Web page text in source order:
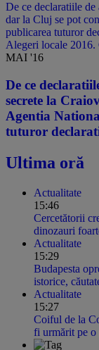
De ce declaratiile de
dar la Cluj se pot
publicarea tuturor
Alegeri locale 2016.
MAI '16
De ce
secrete la
Agentia
tuturor
Ultima oră
Actualitate
15:46
Cercetătorii
dinozauri
Actualitate
15:29
Budapesta
istorice,
Actualitate
15:27
Coiful de la
fi urmărit pe o